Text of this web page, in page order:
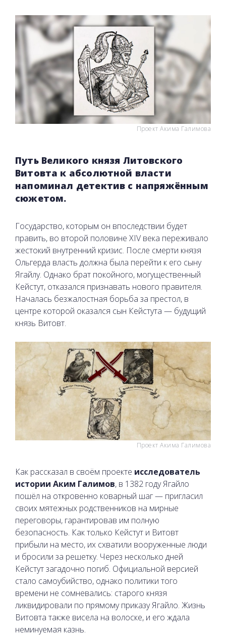
Проект Акима Галимова
Путь Великого князя Литовского
Витовта к абсолютной власти
напоминал детектив с напряжённым
сюжетом.
Государство, которым он впоследствии будет
править, во второй половине XIV века переживало
жестокий внутренний кризис. После смерти князя
Ольгерда власть должна была перейти к его сыну
Ягайлу. Однако брат покойного, могущественный
Кейстут, отказался признавать нового правителя.
Началась безжалостная борьба за престол, в
центре которой оказался сын Кейстута — будущий
князь Витовт.
Проект Акима Галимова
Как рассказал в своём проекте исследователь
истории Аким Галимов, в 1382 году Ягайло
пошёл на откровенно коварный шаг — пригласил
своих мятежных родственников на мирные
переговоры, гарантировав им полную
безопасность. Как только Кейстут и Витовт
прибыли на место, их схватили вооруженные люди
и бросили за решетку. Через несколько дней
Кейстут загадочно погиб. Официальной версией
стало самоубийство, однако политики того
времени не сомневались: старого князя
ликвидировали по прямому приказу Ягайло. Жизнь
Витовта также висела на волоске, и его ждала
неминуемая казнь.